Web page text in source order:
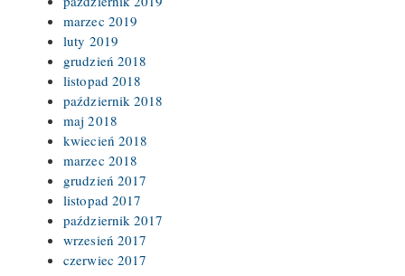
marzec 2019
luty 2019
grudzień 2018
listopad 2018
październik 2018
maj 2018
kwiecień 2018
marzec 2018
grudzień 2017
listopad 2017
październik 2017
wrzesień 2017
czerwiec 2017